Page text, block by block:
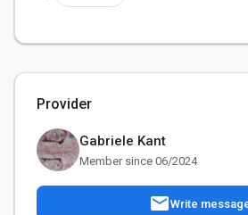
Provider
Gabriele Kant
Member since 06/2024
mailWrite